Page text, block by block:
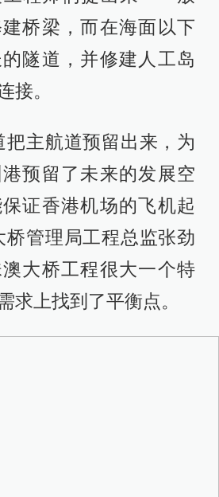
桥梁，而在海面以下
隧道，并修建人工岛
接。
把主航道预留出来，为
预留了未来的发展空
证香港机场的飞机起
桥管理局工程总监张劲
大桥工程很大一个特
求上找到了平衡点。